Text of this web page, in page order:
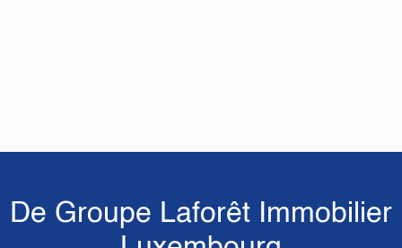
De Groupe Laforêt Immobilier